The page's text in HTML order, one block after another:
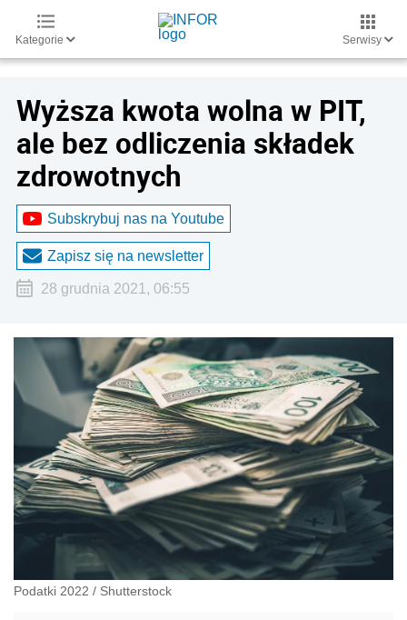
Kategorie Serwisy
Wyższa kwota wolna w PIT,
ale bez odliczenia składek
zdrowotnych
Subskrybuj nas na Youtube
Zapisz się na newsletter
28 grudnia 2021, 06:55
Podatki 2022 / Shutterstock